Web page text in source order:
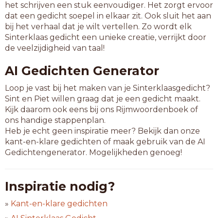
het schrijven een stuk eenvoudiger. Het zorgt ervoor
dat een gedicht soepel in elkaar zit. Ook sluit het aan
bij het verhaal dat je wilt vertellen. Zo wordt elk
Sinterklaas gedicht een unieke creatie, verrijkt door
de veelzijdigheid van taal!
AI Gedichten Generator
Loop je vast bij het maken van je Sinterklaasgedicht?
Sint en Piet willen graag dat je een gedicht maakt.
Kijk daarom ook eens bij ons Rijmwoordenboek of
ons handige stappenplan.
Heb je echt geen inspiratie meer? Bekijk dan onze
kant-en-klare gedichten of maak gebruik van de AI
Gedichtengenerator. Mogelijkheden genoeg!
Inspiratie nodig?
» Kant-en-klare gedichten